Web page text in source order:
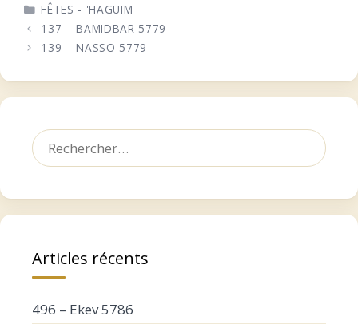
CATÉGORIES
FÊTES - 'HAGUIM
137 – BAMIDBAR 5779
139 – NASSO 5779
Rechercher :
Articles récents
496 – Ekev 5786